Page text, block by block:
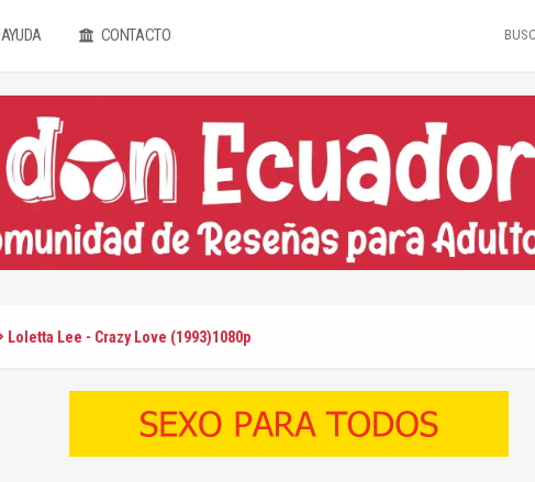
AYUDA CONTACTO
Loletta Lee - Crazy Love (1993)1080p